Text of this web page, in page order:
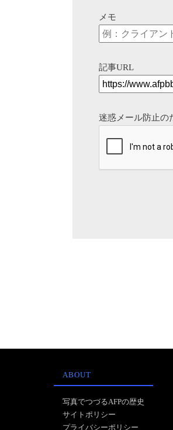
メモ
記事URL
迷惑メール防止の
ABOUT
写真でつづるAFPの歴史
サイトポリシー
プライバシーポリシー